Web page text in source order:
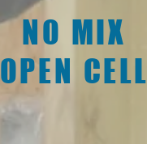
NO MIX
OPEN CELL